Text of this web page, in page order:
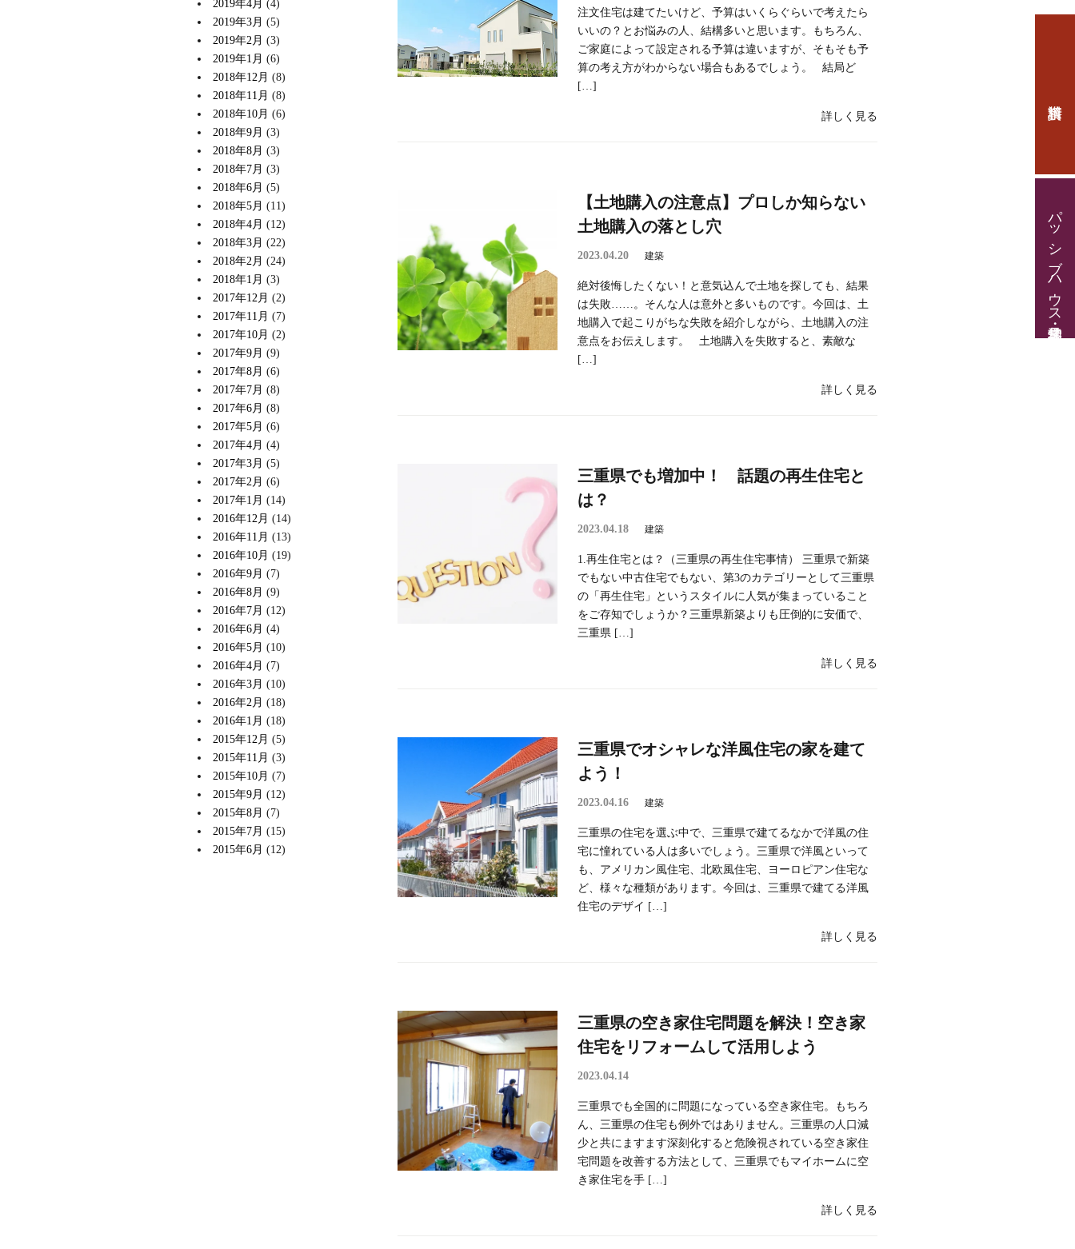
パッシブハウス見学・住宅相談
注文住宅は建てたいけど、予算はいくらぐらいで考えたら
いいの？とお悩みの人、結構多いと思います。もちろん、
ご家庭によって設定される予算は違いますが、そもそも予
算の考え方がわからない場合もあるでしょう。 結局ど
[…]
詳しく見る
【土地購入の注意点】プロしか知らない
土地購入の落とし穴
2023.04.20 建築
絶対後悔したくない！と意気込んで土地を探しても、結果
は失敗……。そんな人は意外と多いものです。今回は、土
地購入で起こりがちな失敗を紹介しながら、土地購入の注
意点をお伝えします。 土地購入を失敗すると、素敵な
[…]
詳しく見る
三重県でも増加中！ 話題の再生住宅と
は？
2023.04.18 建築
1.再生住宅とは？（三重県の再生住宅事情） 三重県で新築
でもない中古住宅でもない、第3のカテゴリーとして三重県
の「再生住宅」というスタイルに人気が集まっていること
をご存知でしょうか？三重県新築よりも圧倒的に安価で、
三重県 […]
詳しく見る
三重県でオシャレな洋風住宅の家を建て
よう！
2023.04.16 建築
三重県の住宅を選ぶ中で、三重県で建てるなかで洋風の住
宅に憧れている人は多いでしょう。三重県で洋風といって
も、アメリカン風住宅、北欧風住宅、ヨーロピアン住宅な
ど、様々な種類があります。今回は、三重県で建てる洋風
住宅のデザイ […]
詳しく見る
三重県の空き家住宅問題を解決！空き家
住宅をリフォームして活用しよう
2023.04.14
三重県でも全国的に問題になっている空き家住宅。もちろ
ん、三重県の住宅も例外ではありません。三重県の人口減
少と共にますます深刻化すると危険視されている空き家住
宅問題を改善する方法として、三重県でもマイホームに空
き家住宅を手 […]
詳しく見る
2019年4月 (4)
2019年3月 (5)
2019年2月 (3)
2019年1月 (6)
2018年12月 (8)
2018年11月 (8)
2018年10月 (6)
2018年9月 (3)
2018年8月 (3)
2018年7月 (3)
2018年6月 (5)
2018年5月 (11)
2018年4月 (12)
2018年3月 (22)
2018年2月 (24)
2018年1月 (3)
2017年12月 (2)
2017年11月 (7)
2017年10月 (2)
2017年9月 (9)
2017年8月 (6)
2017年7月 (8)
2017年6月 (8)
2017年5月 (6)
2017年4月 (4)
2017年3月 (5)
2017年2月 (6)
2017年1月 (14)
2016年12月 (14)
2016年11月 (13)
2016年10月 (19)
2016年9月 (7)
2016年8月 (9)
2016年7月 (12)
2016年6月 (4)
2016年5月 (10)
2016年4月 (7)
2016年3月 (10)
2016年2月 (18)
2016年1月 (18)
2015年12月 (5)
2015年11月 (3)
2015年10月 (7)
2015年9月 (12)
2015年8月 (7)
2015年7月 (15)
2015年6月 (12)